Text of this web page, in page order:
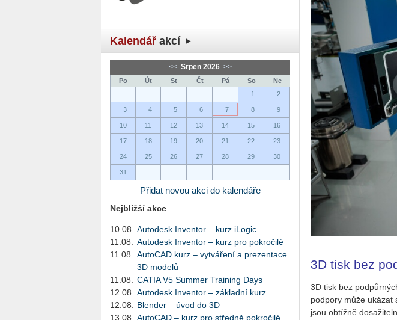
Kalendář akcí
<< Srpen 2026 >>
Po Út St Čt Pá So
Ne
1
2
3 4 5 6 7 8 9
10 11 12 13 14 15 16
17 18 19 20 21 22 23
24 25 26 27 28 29 30
31
Přidat novou akci do kalendáře
Nejbližší akce
10.08.
Autodesk Inventor – kurz iLogic
11.08.
Autodesk Inventor – kurz pro pokročilé
11.08.
AutoCAD kurz – vytváření a prezentace
3D modelů
11.08.
CATIA V5 Summer Training Days
12.08.
Autodesk Inventor – základní kurz
12.08.
Blender – úvod do 3D
13.08.
AutoCAD – kurz pro středně pokročilé
3D tisk bez
3D tisk bez
pod­po­ry může uká­zat
jsou ob­tíž­ně